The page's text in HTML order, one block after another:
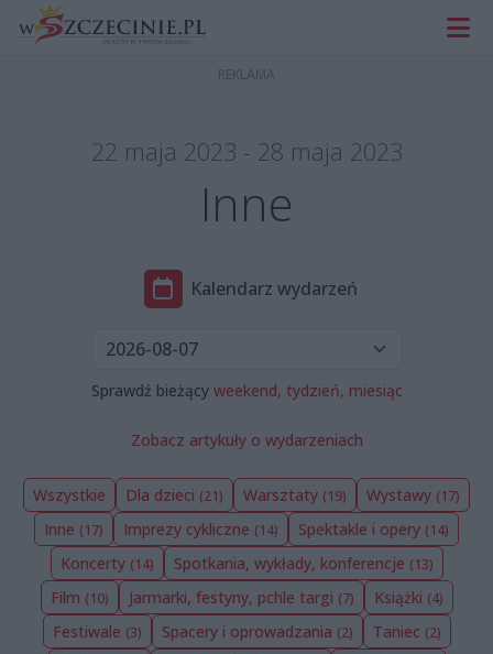
22 maja 2023 - 28 maja 2023
Inne
Kalendarz wydarzeń
Sprawdź bieżący weekend, tydzień, miesiąc
Zobacz artykuły o wydarzeniach
Wszystkie Dla dzieci (21) Warsztaty (19) Wystawy (17)
Inne (17) Imprezy cykliczne (14) Spektakle i opery (14)
Koncerty (14) Spotkania, wykłady, konferencje (13)
Film (10) Jarmarki, festyny, pchle targi (7) Książki (4)
Festiwale (3) Spacery i oprowadzania (2) Taniec (2)